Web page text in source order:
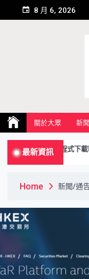
8 月 6, 2026
Pop關於大眾 新
最新資訊
程式下載區
Home 新聞/通